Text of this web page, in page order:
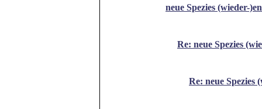
neue Spezies (wieder-
Re: neue Spezies
Re: neue Spezies